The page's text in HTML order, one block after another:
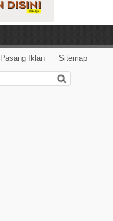
Pasang Iklan Sitemap